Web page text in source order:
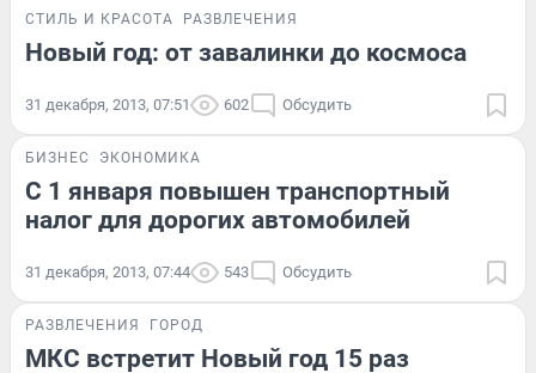
СТИЛЬ И КРАСОТА РАЗВЛЕЧЕНИЯ
Новый год: от завалинки до космоса
31 декабря, 2013, 07:51 602 Обсудить
БИЗНЕС ЭКОНОМИКА
С 1 января повышен транспортный
налог для дорогих автомобилей
31 декабря, 2013, 07:44 543 Обсудить
РАЗВЛЕЧЕНИЯ ГОРОД
МКС встретит Новый год 15 раз